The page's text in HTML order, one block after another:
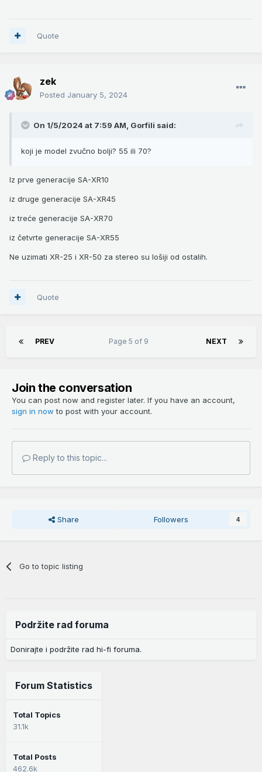
Quote
zek
Posted January 5, 2024
On 1/5/2024 at 7:59 AM, Gorfili said:
koji je model zvučno bolji? 55 ili 70?
Iz prve generacije SA-XR10
iz druge generacije SA-XR45
iz treće generacije SA-XR70
iz četvrte generacije SA-XR55
Ne uzimati XR-25 i XR-50 za stereo su lošiji od ostalih.
Quote
PREV NEXT
Page 5 of 9
Join the conversation
You can post now and register later. If you have an account,
sign in now to post with your account.
Reply to this topic...
Share Followers 4
Go to topic listing
Podržite rad foruma
Donirajte i podržite rad hi-fi foruma.
Forum Statistics
Total Topics
31.1k
Total Posts
462.6k